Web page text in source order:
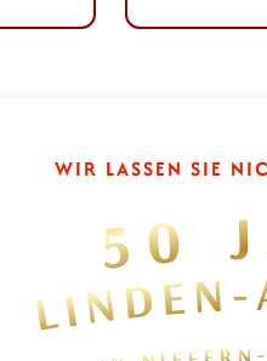
WIR LASSEN SIE
50
LINDEN-